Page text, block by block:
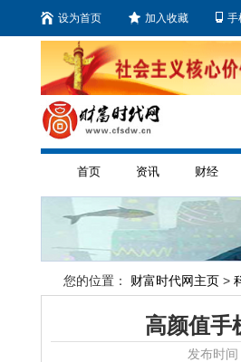
设为首页 加入收藏 手
首页 资讯 财经
您的位置： 财富时代网主页 >
高颜值手
发布时